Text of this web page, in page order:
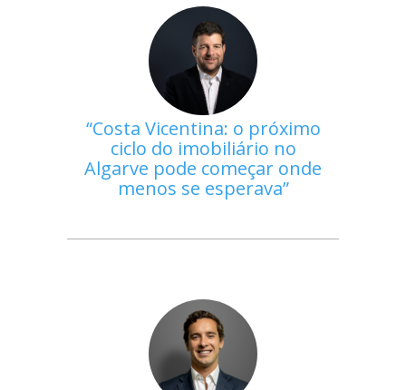
Costa Vicentina: o próximo
ciclo do imobiliário no
Algarve pode começar onde
menos se esperava